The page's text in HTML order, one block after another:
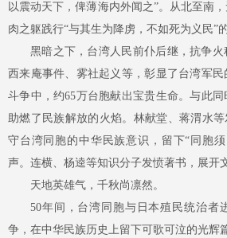
以震动天下，俾薄海内外闻之”。从北至南
肉之躯践行“与其生为降虏，不如死为义民”
黑暗之下，台湾人民前仆后继，抗争火
西来庵事件、雾社起义等，彰显了台湾军
斗争中，约65万台胞献出宝贵生命。与此
助燃了民族解放的火焰。林献堂、蒋渭水
守台湾同胞的中华民族意识，留下“同胞
声。连横、杨逵等知识分子发愤著书，展开
天地英雄气，千秋尚凛然。
50年间，台湾同胞与日本殖民统治者
争，在中华民族历史上留下可歌可泣的光辉